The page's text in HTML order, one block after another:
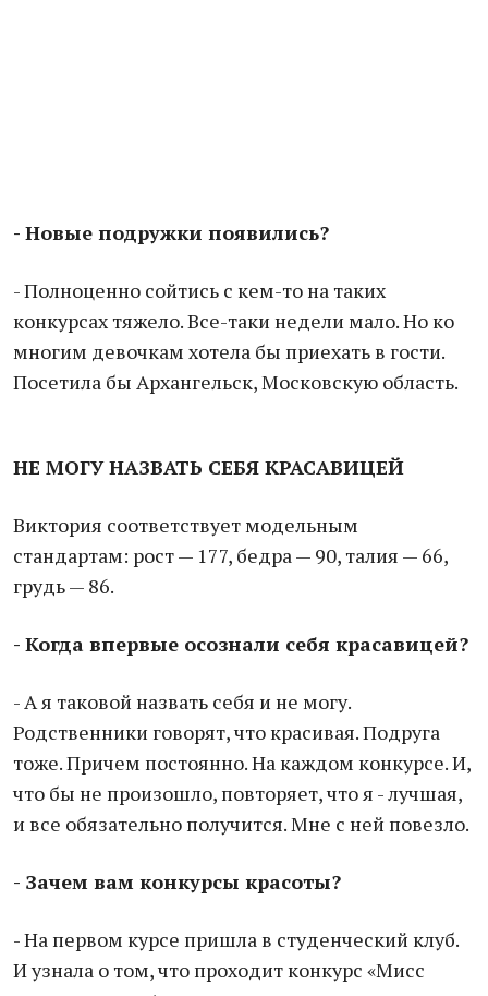
- Новые подружки появились?
- Полноценно сойтись с кем-то на таких
конкурсах тяжело. Все-таки недели мало. Но ко
многим девочкам хотела бы приехать в гости.
Посетила бы Архангельск, Московскую область.
НЕ МОГУ НАЗВАТЬ СЕБЯ КРАСАВИЦЕЙ
Виктория соответствует модельным
стандартам: рост — 177, бедра — 90, талия — 66,
грудь — 86.
- Когда впервые осознали себя красавицей?
- А я таковой назвать себя и не могу.
Родственники говорят, что красивая. Подруга
тоже. Причем постоянно. На каждом конкурсе. И,
что бы не произошло, повторяет, что я - лучшая,
и все обязательно получится. Мне с ней повезло.
- Зачем вам конкурсы красоты?
- На первом курсе пришла в студенческий клуб.
И узнала о том, что проходит конкурс «Мисс